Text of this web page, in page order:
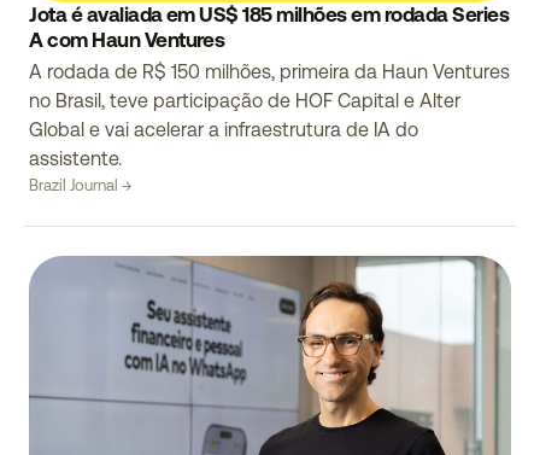
Jota é avaliada em US$ 185 milhões em rodada Series
A com Haun Ventures
A rodada de R$ 150 milhões, primeira da Haun Ventures
no Brasil, teve participação de HOF Capital e Alter
Global e vai acelerar a infraestrutura de IA do
assistente.
Brazil Journal →